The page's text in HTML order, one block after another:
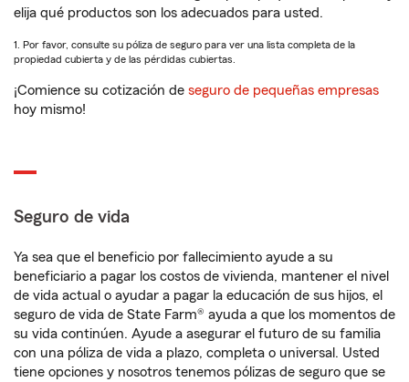
elija qué productos son los adecuados para usted.
1. Por favor, consulte su póliza de seguro para ver una lista completa de la
propiedad cubierta y de las pérdidas cubiertas.
¡Comience su cotización de seguro de pequeñas empresas
hoy mismo!
Seguro de vida
Ya sea que el beneficio por fallecimiento ayude a su
beneficiario a pagar los costos de vivienda, mantener el nivel
de vida actual o ayudar a pagar la educación de sus hijos, el
seguro de vida de State Farm® ayuda a que los momentos de
su vida continúen. Ayude a asegurar el futuro de su familia
con una póliza de vida a plazo, completa o universal. Usted
tiene opciones y nosotros tenemos pólizas de seguro que se